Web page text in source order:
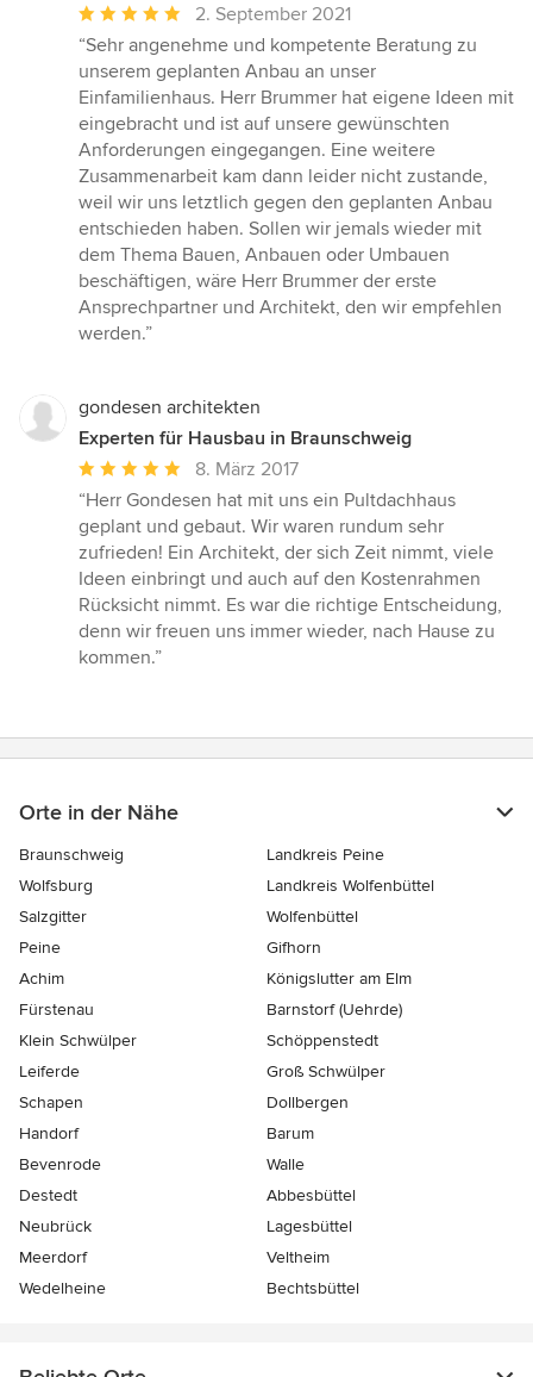
Durchschnittliche
Bewertung:
5
von
5
Sternen
2. September 2021
“Sehr angenehme und kompetente Beratung zu
unserem geplanten Anbau an unser
Einfamilienhaus. Herr Brummer hat eigene Ideen mit
eingebracht und ist auf unsere gewünschten
Anforderungen eingegangen. Eine weitere
Zusammenarbeit kam dann leider nicht zustande,
weil wir uns letztlich gegen den geplanten Anbau
entschieden haben. Sollen wir jemals wieder mit
dem Thema Bauen, Anbauen oder Umbauen
beschäftigen, wäre Herr Brummer der erste
Ansprechpartner und Architekt, den wir empfehlen
werden.”
gondesen architekten
Experten für Hausbau in Braunschweig
Durchschnittliche
Bewertung:
5
von
5
Sternen
8. März 2017
“Herr Gondesen hat mit uns ein Pultdachhaus
geplant und gebaut. Wir waren rundum sehr
zufrieden! Ein Architekt, der sich Zeit nimmt, viele
Ideen einbringt und auch auf den Kostenrahmen
Rücksicht nimmt. Es war die richtige Entscheidung,
denn wir freuen uns immer wieder, nach Hause zu
kommen.”
Orte in der Nähe
Braunschweig
Landkreis Peine
Wolfsburg
Landkreis Wolfenbüttel
Salzgitter
Wolfenbüttel
Peine
Gifhorn
Achim
Königslutter am Elm
Fürstenau
Barnstorf (Uehrde)
Klein Schwülper
Schöppenstedt
Leiferde
Groß Schwülper
Schapen
Dollbergen
Handorf
Barum
Bevenrode
Walle
Destedt
Abbesbüttel
Neubrück
Lagesbüttel
Meerdorf
Veltheim
Wedelheine
Bechtsbüttel